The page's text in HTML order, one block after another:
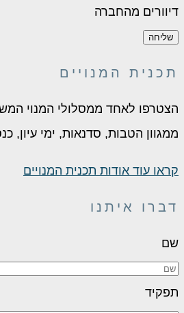
מהחברה
שליחה
המנויים
לאחד ממסלולי המנוי
הטבות, סדנאות, ימי עיון,
עוד אודות תכנית המנויים
איתנו